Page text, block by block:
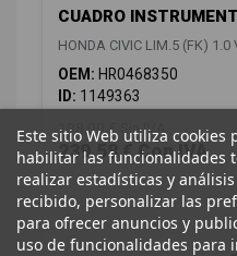
CUADRO
HONDA CIVIC LIM.5 (FK) 1.0
OEM: HR0468350
ID: 1149363
198,00 € Sin IVA
239,58 € Con IVA
Este sitio Web utiliza cookies
habilitar las funcionalidades
realizar estadísticas y
recibido, personalizar las
para ofrecer anuncios y
uso de funcionalidades para